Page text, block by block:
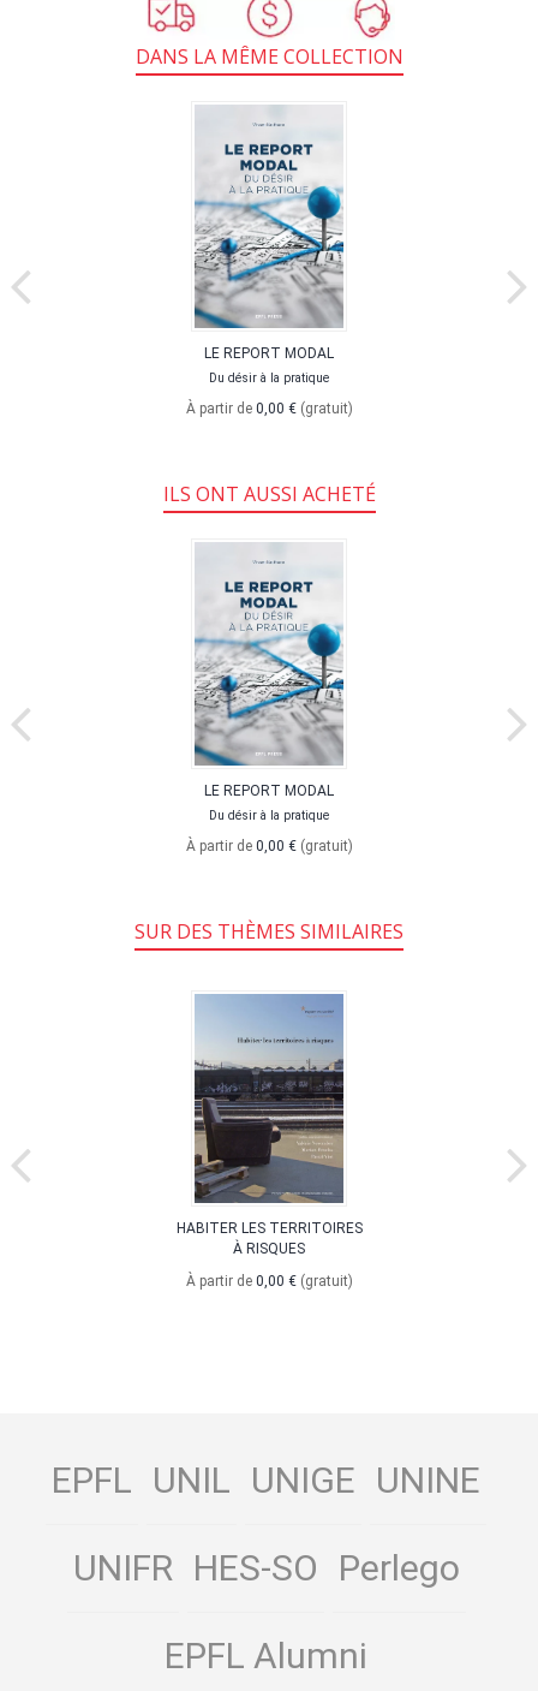
DANS LA MÊME COLLECTION
LE REPORT MODAL
Du désir à la pratique
À partir de 0,00 € (gratuit)
ILS ONT AUSSI ACHETÉ
LE REPORT MODAL
Du désir à la pratique
À partir de 0,00 € (gratuit)
SUR DES THÈMES SIMILAIRES
HABITER LES TERRITOIRES
À RISQUES
À partir de 0,00 € (gratuit)
EPFL UNIL UNIGE UNINE
UNIFR HES-SO Perlego
EPFL Alumni